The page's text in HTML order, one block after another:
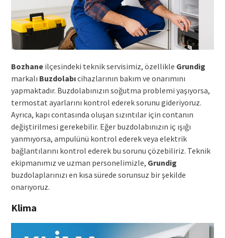
Bozhaneilçesindeki teknik servisimiz, özellikle Grundig
markalı Buzdolabıcihazlarının bakım ve onarımını
yapmaktadır. Buzdolabınızın soğutma problemi yaşıyorsa,
termostat ayarlarını kontrol ederek sorunu gideriyoruz.
Ayrıca, kapı contasında oluşan sızıntılar için contanın
değiştirilmesi gerekebilir. Eğer buzdolabınızın iç ışığı
yanmıyorsa, ampulünü kontrol ederek veya elektrik
bağlantılarını kontrol ederek bu sorunu çözebiliriz. Teknik
ekipmanımız ve uzman personelimizle, Grundig
buzdolaplarınızı en kısa sürede sorunsuz bir şekilde
onarıyoruz.
Klima